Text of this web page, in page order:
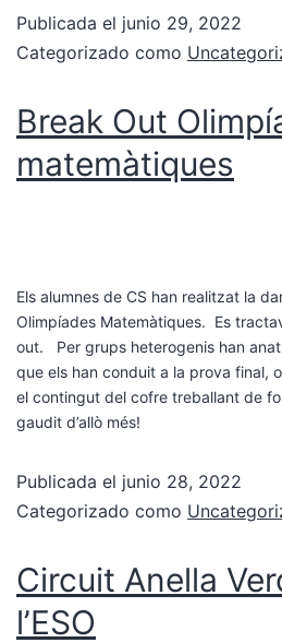
Publicada el junio 29, 2022
Categorizado como
Break Out
matemàtiques
Els alumnes de CS han realitzat la
Olimpíades Matemàtiques. Es
out. Per grups heterogenis han
que els han conduit a la prova final,
el contingut del cofre treballant de
gaudit d’allò més!
Publicada el junio 28, 2022
Categorizado como
Circuit Anella
l’ESO